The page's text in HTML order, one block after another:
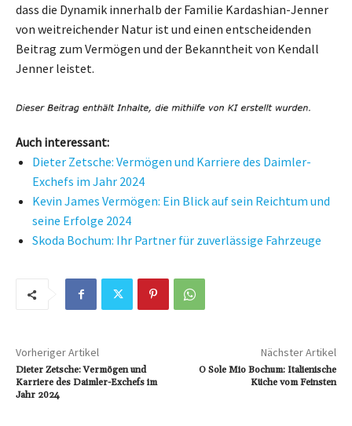
dass die Dynamik innerhalb der Familie Kardashian-Jenner
von weitreichender Natur ist und einen entscheidenden
Beitrag zum Vermögen und der Bekanntheit von Kendall
Jenner leistet.
Auch interessant:
Dieter Zetsche: Vermögen und Karriere des Daimler-
Exchefs im Jahr 2024
Kevin James Vermögen: Ein Blick auf sein Reichtum und
seine Erfolge 2024
Skoda Bochum: Ihr Partner für zuverlässige Fahrzeuge
Vorheriger Artikel
Dieter Zetsche: Vermögen und
Karriere des Daimler-Exchefs im
Jahr 2024
Nächster Artikel
O Sole Mio Bochum: Italienische
Küche vom Feinsten